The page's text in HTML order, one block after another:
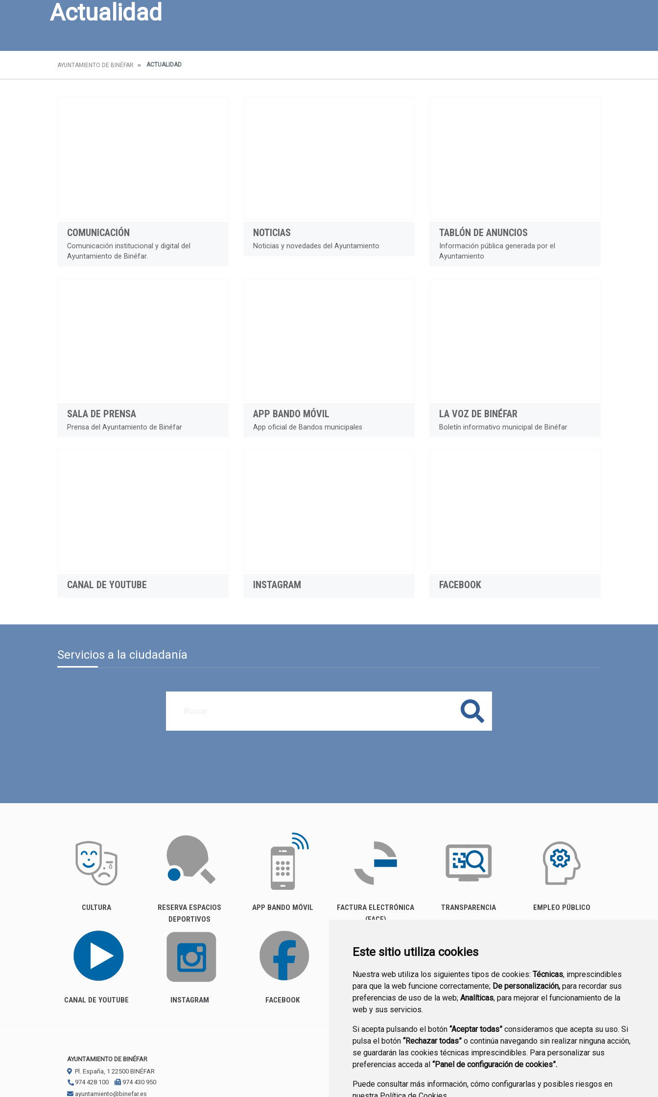
Este sitio utiliza cookies
Nuestra web utiliza los siguientes tipos de cookies: Técnicas, imprescindibles
para que la web funcione correctamente; De personalización, para recordar sus
preferencias de uso de la web; Analíticas, para mejorar el funcionamiento de la
web y sus servicios.
Si acepta pulsando el botón “Aceptar todas” consideramos que acepta su uso. Si
pulsa el botón “Rechazar todas” o continúa navegando sin realizar ninguna acción,
se guardarán las cookies técnicas imprescindibles. Para personalizar sus
preferencias acceda al “Panel de configuración de cookies”.
Puede consultar más información, cómo configurarlas y posibles riesgos en
Actualidad
AYUNTAMIENTO DE BINÉFAR ACTUALIDAD
COMUNICACIÓN
Comunicación institucional y digital del
Ayuntamiento de Binéfar.
NOTICIAS
Noticias y novedades del Ayuntamiento
TABLÓN DE ANUNCIOS
Información pública generada por el
Ayuntamiento
SALA DE PRENSA
Prensa del Ayuntamiento de Binéfar
APP BANDO MÓVIL
App oficial de Bandos municipales
LA VOZ DE BINÉFAR
Boletín informativo municipal de Binéfar
CANAL DE YOUTUBE INSTAGRAM FACEBOOK
Servicios a la ciudadanía
Buscar
CULTURA
RESERVA ESPACIOS
DEPORTIVOS
APP BANDO MÓVIL
FACTURA ELECTRÓNICA
(FACE)
TRANSPARENCIA EMPLEO PÚBLICO
CANAL DE YOUTUBE INSTAGRAM FACEBOOK
AYUNTAMIENTO DE BINÉFAR
Pl. España, 1 22500 BINÉFAR
974 428 100
974 430 950
ayuntamiento@binefar.es
CONTACTO AVISO LEGAL POLÍTICA DE PRIVACIDAD